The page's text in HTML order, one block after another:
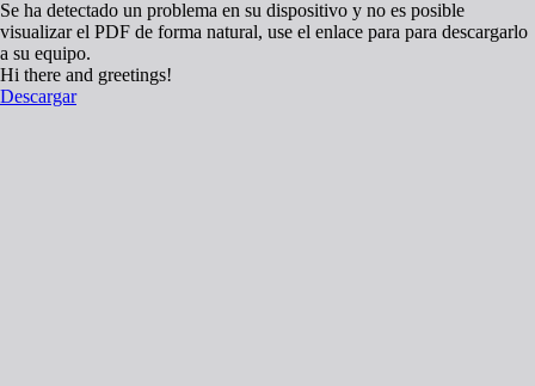
Se ha detectado un problema en su dispositivo y no es posible
visualizar el PDF de forma natural, use el enlace para para descargarlo
a su equipo.
Hi there and greetings!
Descargar